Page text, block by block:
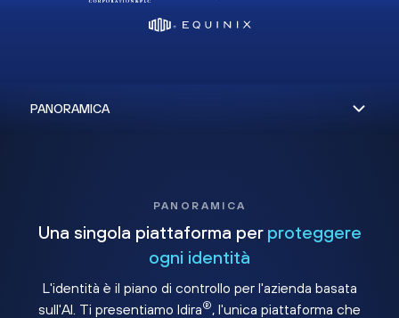
PANORAMICA
Una singola piattaforma per proteggere
ogni identità
L'identità è il piano di controllo per l'azienda basata
sull'AI. Ti presentiamo Idira®, l'unica piattaforma che